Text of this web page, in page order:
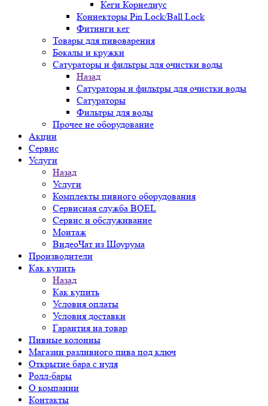
Кеги Корнелиус
Коннекторы Pin Lock/Ball Lock
Фитинги кег
Товары для пивоварения
Бокалы и кружки
Сатураторы и фильтры для очистки воды
Назад
Сатураторы и фильтры для очистки воды
Сатураторы
Фильтры для воды
Прочее не оборудование
Акции
Сервис
Услуги
Назад
Услуги
Комплекты пивного оборудования
Сервисная служба BOEL
Сервис и обслуживание
Монтаж
ВидеоЧат из Шоурума
Производители
Как купить
Назад
Как купить
Условия оплаты
Условия доставки
Гарантия на товар
Пивные колонны
Магазин разливного пива под ключ
Открытие бара с нуля
Ролл-бары
О компании
Контакты